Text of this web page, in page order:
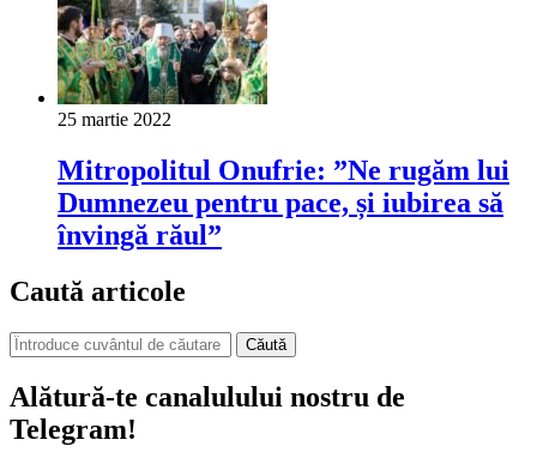
25 martie 2022
Mitropolitul Onufrie: ”Ne rugăm lui
Dumnezeu pentru pace, și iubirea să
învingă răul”
Caută articole
Căută
Alătură-te canalulului nostru de
Telegram!